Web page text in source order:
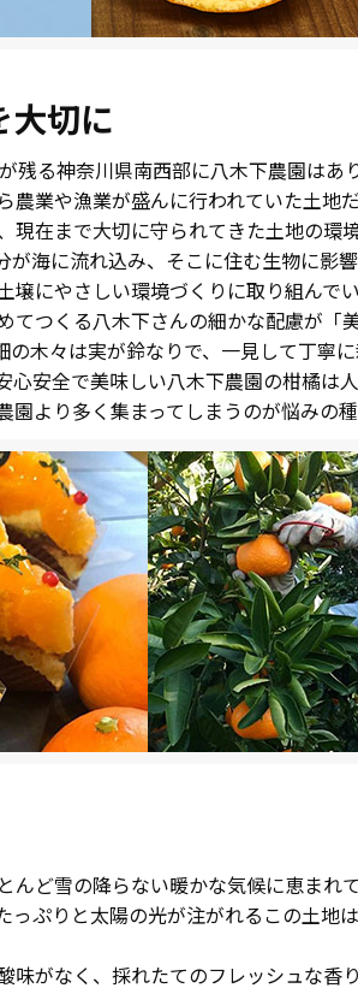
大切に
る神奈川県南西部に八木下農園はあり
農業や漁業が盛んに行われていた土地
現在まで大切に守られてきた土地の環
海に流れ込み、そこに住む生物に影響
にやさしい環境づくりに取り組んでい
つくる八木下さんの細かな配慮が「
木々は実が鈴なりで、一見して丁寧
心安全で美味しい八木下農園の柑橘は
より多く集まってしまうのが悩みの種
んど雪の降らない暖かな気候に恵まれ
っぷりと太陽の光が注がれるこの土地
味がなく、採れたてのフレッシュな香